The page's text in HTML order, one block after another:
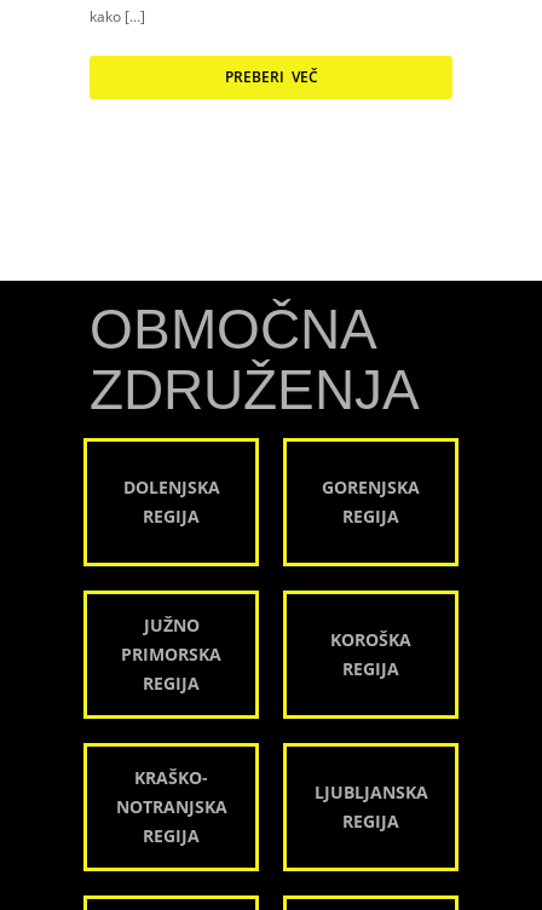
kako […]
PREBERI VEČ
OBMOČNA
ZDRUŽENJA
DOLENJSKA
REGIJA
GORENJSKA
REGIJA
JUŽNO
PRIMORSKA
REGIJA
KOROŠKA
REGIJA
KRAŠKO-
NOTRANJSKA
REGIJA
LJUBLJANSKA
REGIJA